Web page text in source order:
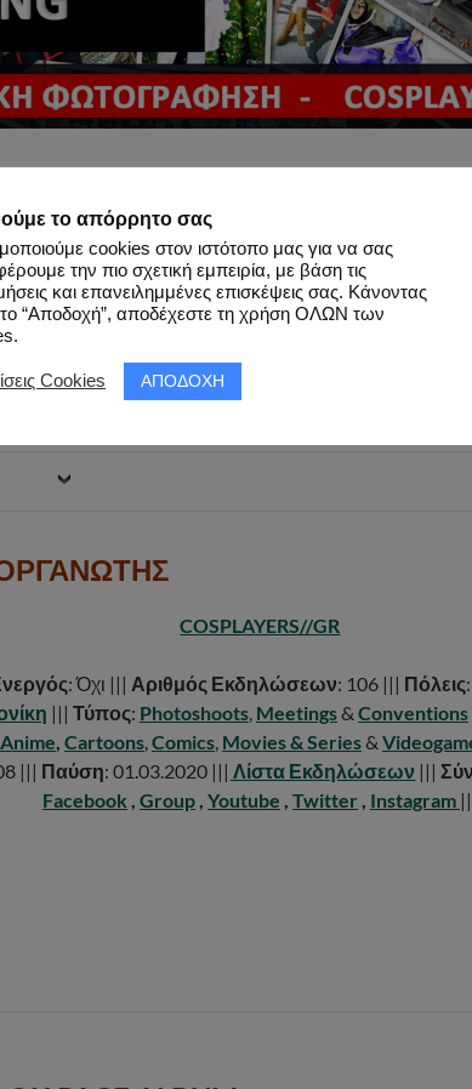
| ΠΟΛΗ: Θεσσαλονίκη | ΤΟΠΟΘΕΣΙΑ: Πάρκο
: Japan & Anime | COSPLAYS
All Stars Cosplay Party 2016
Cosplay Photography
COSPLAYERS//GR
: Όχι ||| Αριθμός Εκδηλώσεων: 106 ||| Πόλεις
||| Τύπος: Photoshoots, Meetings& Conventions
, Cartoons,Comics, Movies & Series&
||| Παύση: 01.03.2020 ||| Λίστα Εκδηλώσεων |||
Facebook , Group, Youtube , Twitter , Instagram
το απόρρητο σας
cookies στον ιστότοπο μας για να σας
την πιο σχετική εμπειρία, με βάση τις
και επανειλημμένες επισκέψεις σας. Κάνοντας
“Αποδοχή”, αποδέχεστε τη χρήση ΟΛΩΝ των
Cookies ΑΠΟΔΟΧΗ